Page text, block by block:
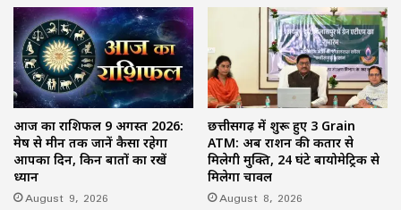
आज का राशिफल 9 अगस्त 2026:
मेष से मीन तक जानें कैसा रहेगा
आपका दिन, किन बातों का रखें
ध्यान
August 9, 2026
छत्तीसगढ़ में शुरू हुए 3 Grain
ATM: अब राशन की कतार से
मिलेगी मुक्ति, 24 घंटे बायोमेट्रिक से
मिलेगा चावल
August 8, 2026